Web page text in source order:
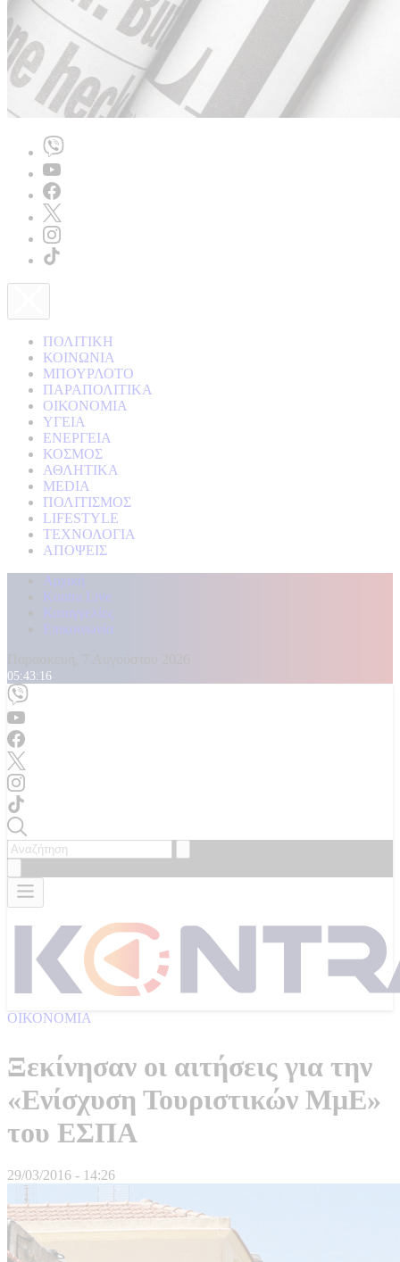
ΠΟΛΙΤΙΚΗ
ΚΟΙΝΩΝΙΑ
ΜΠΟΥΡΛΟΤΟ
ΠΑΡΑΠΟΛΙΤΙΚΑ
ΟΙΚΟΝΟΜΙΑ
ΥΓΕΙΑ
ΕΝΕΡΓΕΙΑ
ΚΟΣΜΟΣ
ΑΘΛΗΤΙΚΑ
MEDIA
ΠΟΛΙΤΙΣΜΟΣ
LIFESTYLE
ΤΕΧΝΟΛΟΓΙΑ
ΑΠΟΨΕΙΣ
Αρχική
Kontra Live
Καταγγελίες
Επικοινωνία
05:43:17
ΟΙΚΟΝΟΜΙΑ
Ξεκίνησαν οι αιτήσεις για την
«Ενίσχυση Τουριστικών ΜμΕ»
του ΕΣΠΑ
29/03/2016 - 14:26